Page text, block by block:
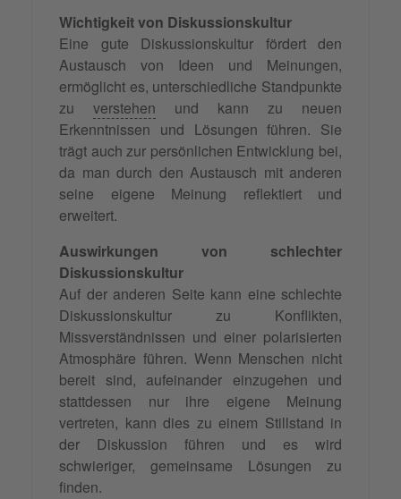
Wichtigkeit von Diskussionskultur
Eine gute Diskussionskultur fördert den
Austausch von Ideen und Meinungen,
ermöglicht es, unterschiedliche Standpunkte
zu verstehen und kann zu neuen
Erkenntnissen und Lösungen führen. Sie
trägt auch zur persönlichen Entwicklung bei,
da man durch den Austausch mit anderen
seine eigene Meinung reflektiert und
erweitert.
Auswirkungen von schlechter
Diskussionskultur
Auf der anderen Seite kann eine schlechte
Diskussionskultur zu Konflikten,
Missverständnissen und einer polarisierten
Atmosphäre führen. Wenn Menschen nicht
bereit sind, aufeinander einzugehen und
stattdessen nur ihre eigene Meinung
vertreten, kann dies zu einem Stillstand in
der Diskussion führen und es wird
schwieriger, gemeinsame Lösungen zu
finden.